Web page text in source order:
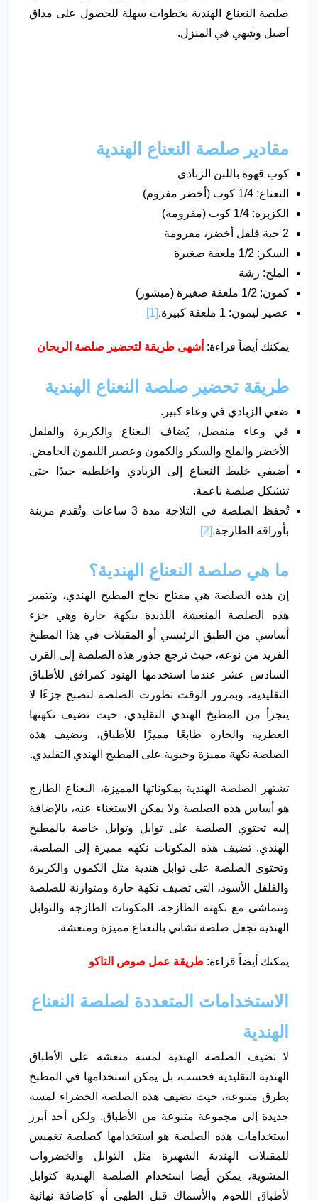
صلصة النعناع الهندية بخطوات سهلة للحصول على مذاق
أصيل وشهي في المنزل.
مقادير صلصة النعناع الهندية
كوب قهوة باللبن الزبادي
النعناع: 1/4 كوب (أخضر مفروم)
الكزبرة: 1/4 كوب (مفرومة)
2 حبة فلفل أخضر، مفرومة
السكر: 1/2 ملعقة صغيرة
الملح: رشة
كمون: 1/2 ملعقة صغيرة (مبشور)
عصير ليمون: 1 ملعقة كبيرة.
[1]
يمكنك أيضاً قراءة: أشهى طريقة لتحضير صلصة الريحان
طريقة تحضير صلصة النعناع الهندية
ضعي الزبادي في وعاء كبير.
في وعاء منفصل، يُضاف النعناع والكزبرة والفلفل
الأخضر والملح والسكر والكمون وعصير الليمون الحامض.
أضيفي خليط النعناع إلى الزبادي واخلطيه جيدًا حتى
تتشكل صلصة ناعمة.
تُحفظ الصلصة في الثلاجة مدة 3 ساعات وتُقدم مزينة
بأوراقه الطازجة.[2]
ما هي صلصة النعناع الهندية؟
إن هذه الصلصة هي مفتاح نجاح المطبخ الهندي، وتتميز
هذه الصلصة المنعشة اللذيذة بنكهة حارة وهي جزء
أساسي من الطبق الرئيسي أو المقبلات في هذا المطبخ
الفريد من نوعه، حيث ترجع جذور هذه الصلصة إلى القرن
السادس عشر عندما استخدمها الهنود كمرافق للأطباق
التقليدية، وبمرور الوقت تطورت الصلصة لتصبح جزءًا لا
يتجزأ من المطبخ الهندي التقليدي، حيث تضيف نكهتها
العطرية والحارة طابعًا مميزًا للأطباق، وتضيف هذه
الصلصة نكهة مميزة وحيوية على المطبخ الهندي التقليدي.
تشتهر الصلصة الهندية بمكوناتها المميزة، النعناع الطازج
هو أساس هذه الصلصة ولا يمكن الاستغناء عنه، بالإضافة
إليه تحتوي الصلصة على توابل وتوابل خاصة بالمطبخ
الهندي. تضيف هذه المكونات نكهه مميزة إلى الصلصة،
وتحتوي الصلصة على توابل هندية مثل الكمون والكزبرة
والفلفل الأسود، التي تضيف نكهة حارة ومتوازنة للصلصة
وتتماشى مع نكهته الطازجة. المكونات الطازجة والتوابل
الهندية تجعل صلصة تشاني بالنعناع مميزة ومنعشة.
يمكنك أيضاً قراءة: طريقة عمل صوص التاكو
الاستخدامات المتعددة لصلصة النعناع
الهندية
لا تضيف الصلصة الهندية لمسة منعشة على الأطباق
الهندية التقليدية فحسب، بل يمكن استخدامها في المطبخ
بطرق متنوعة، حيث تضيف هذه الصلصة الخضراء لمسة
جديدة إلى مجموعة متنوعة من الأطباق. ولكن أحد أبرز
استخدامات هذه الصلصة هو استخدامها كصلصة تغميس
للمقبلات الهندية الشهيرة مثل التوابل والخضروات
المشوية، يمكن أيضا استخدام الصلصة الهندية كتوابل
لأطباق اللحوم والأسماك قبل الطهي أو كإضافة نهائية